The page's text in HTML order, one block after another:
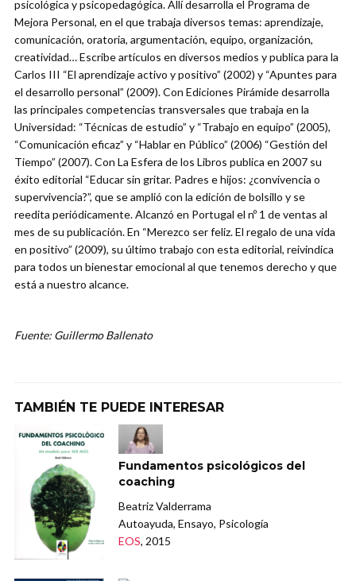
psicológica y psicopedagógica. Allí desarrolla el Programa de
Mejora Personal, en el que trabaja diversos temas: aprendizaje,
comunicación, oratoria, argumentación, equipo, organización,
creatividad… Escribe artículos en diversos medios y publica para la
Carlos III “El aprendizaje activo y positivo” (2002) y “Apuntes para
el desarrollo personal” (2009). Con Ediciones Pirámide desarrolla
las principales competencias transversales que trabaja en la
Universidad: “Técnicas de estudio” y “Trabajo en equipo” (2005),
“Comunicación eficaz” y “Hablar en Público” (2006) “Gestión del
Tiempo” (2007). Con La Esfera de los Libros publica en 2007 su
éxito editorial “Educar sin gritar. Padres e hijos: ¿convivencia o
supervivencia?”, que se amplió con la edición de bolsillo y se
reedita periódicamente. Alcanzó en Portugal el nº 1 de ventas al
mes de su publicación. En “Merezco ser feliz. El regalo de una vida
en positivo” (2009), su último trabajo con esta editorial, reivindica
para todos un bienestar emocional al que tenemos derecho y que
está a nuestro alcance.
Fuente: Guillermo Ballenato
TAMBIÉN TE PUEDE INTERESAR
Fundamentos psicológicos del
coaching
Beatriz Valderrama
Autoayuda, Ensayo, Psicología
EOS, 2015